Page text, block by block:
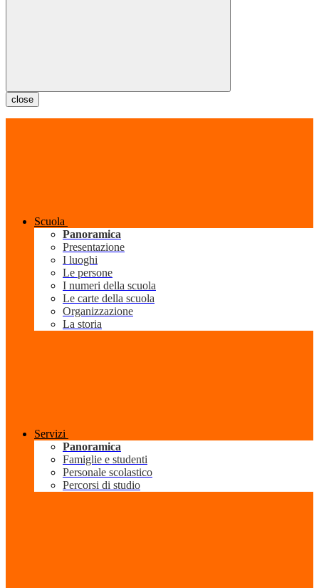
close
Scuola
Panoramica
Presentazione
I luoghi
Le persone
I numeri della scuola
Le carte della scuola
Organizzazione
La storia
Servizi
Panoramica
Famiglie e studenti
Personale scolastico
Percorsi di studio